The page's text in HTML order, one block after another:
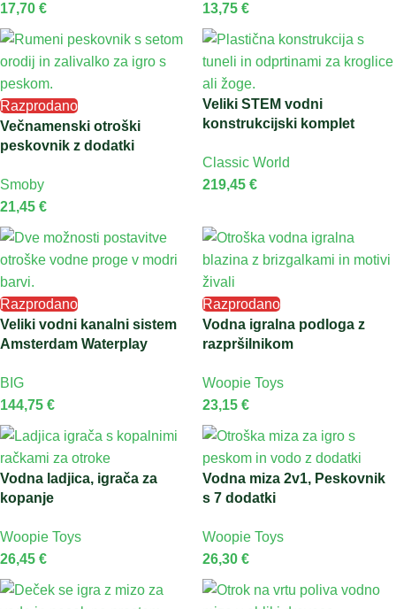
17,70 €
13,75 €
Razprodano
Večnamenski otroški
peskovnik z dodatki
Smoby
21,45 €
Veliki STEM vodni
konstrukcijski komplet
Classic World
219,45 €
Razprodano
Veliki vodni kanalni sistem
Amsterdam Waterplay
BIG
144,75 €
Razprodano
Vodna igralna podloga z
razpršilnikom
Woopie Toys
23,15 €
Vodna ladjica, igrača za
kopanje
Woopie Toys
26,45 €
Vodna miza 2v1, Peskovnik
s 7 dodatki
Woopie Toys
26,30 €